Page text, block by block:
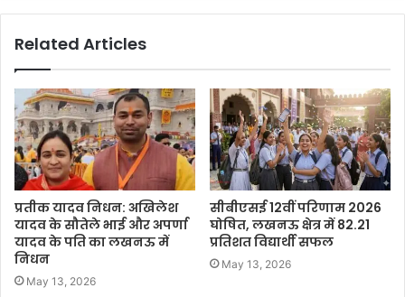
Related Articles
प्रतीक यादव निधन: अखिलेश
यादव के सौतेले भाई और अपर्णा
यादव के पति का लखनऊ में
निधन
May 13, 2026
सीबीएसई 12वीं परिणाम 2026
घोषित, लखनऊ क्षेत्र में 82.21
प्रतिशत विद्यार्थी सफल
May 13, 2026